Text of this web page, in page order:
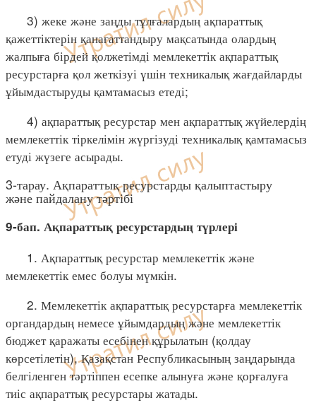
3) жеке және заңды тұлғалардың ақпараттық
қажеттіктерін қанағаттандыру мақсатында олардың
жалпыға бірдей қолжетімді мемлекеттік ақпараттық
ресурстарға қол жеткізуі үшін техникалық жағдайларды
ұйымдастыруды қамтамасыз етеді;
4) ақпараттық ресурстар мен ақпараттық жүйелердің
мемлекеттік тіркелімін жүргізуді техникалық қамтамасыз
етуді жүзеге асырады.
3-тарау. Ақпараттық ресурстарды қалыптастыру
және пайдалану тәртібі
9-бап. Ақпараттық ресурстардың түрлері
1. Ақпараттық ресурстар мемлекеттік және
мемлекеттік емес болуы мүмкін.
2. Мемлекеттік ақпараттық ресурстарға мемлекеттік
органдардың немесе ұйымдардың және мемлекеттік
бюджет қаражаты есебінен құрылатын (қолдау
көрсетілетін), Қазақстан Республикасының заңдарында
белгіленген тәртіппен есепке алынуға және қорғалуға
тиіс ақпараттық ресурстары жатады.